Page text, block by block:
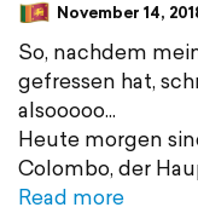
November 14,
So, nachdem
gefressen hat,
alsooooo...
Heute morgen
Colombo, der
Read more